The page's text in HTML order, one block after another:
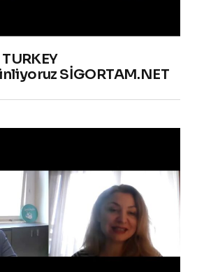
SİGORTAM.NET